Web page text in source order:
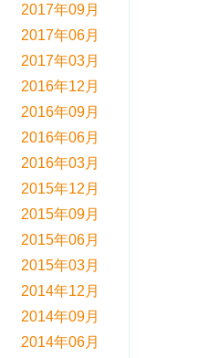
2017年09月
2017年06月
2017年03月
2016年12月
2016年09月
2016年06月
2016年03月
2015年12月
2015年09月
2015年06月
2015年03月
2014年12月
2014年09月
2014年06月